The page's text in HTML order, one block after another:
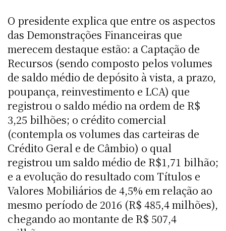
O presidente explica que entre os aspectos
das Demonstrações Financeiras que
merecem destaque estão: a Captação de
Recursos (sendo composto pelos volumes
de saldo médio de depósito à vista, a prazo,
poupança, reinvestimento e LCA) que
registrou o saldo médio na ordem de R$
3,25 bilhões; o crédito comercial
(contempla os volumes das carteiras de
Crédito Geral e de Câmbio) o qual
registrou um saldo médio de R$1,71 bilhão;
e a evolução do resultado com Títulos e
Valores Mobiliários de 4,5% em relação ao
mesmo período de 2016 (R$ 485,4 milhões),
chegando ao montante de R$ 507,4